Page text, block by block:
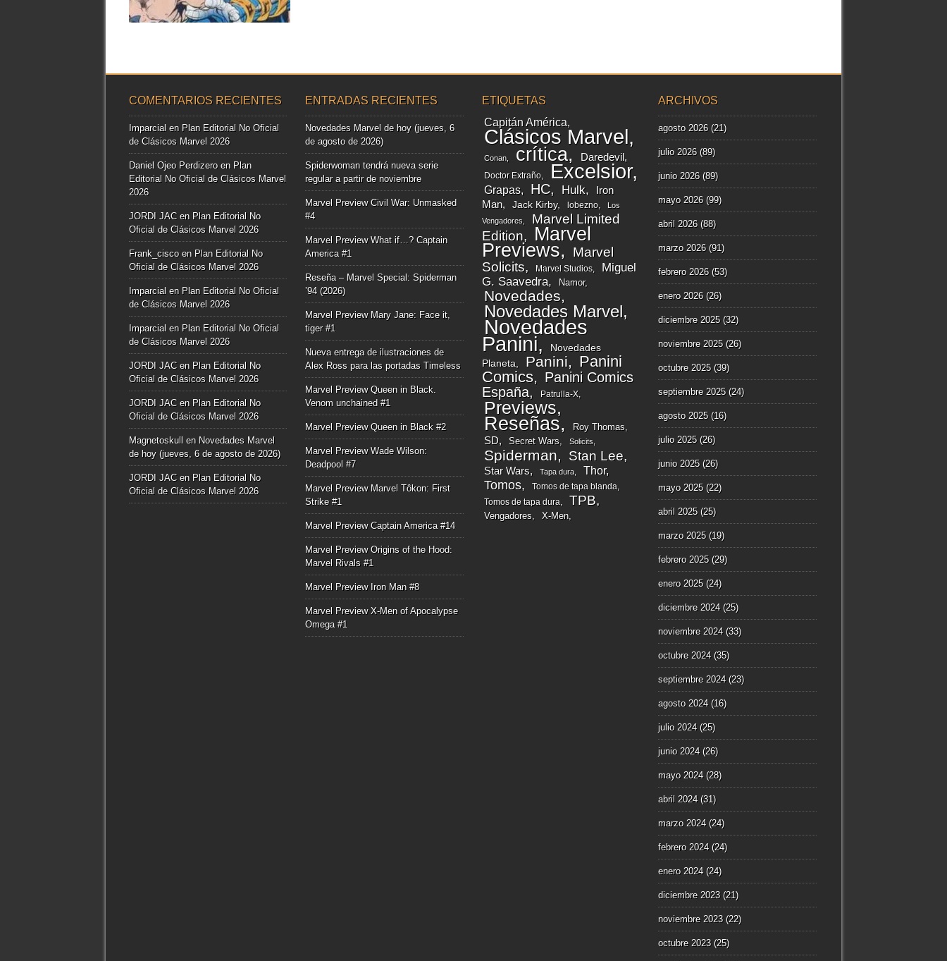
▶
COMENTARIOS RECIENTES
Imparcial en Plan Editorial No Oficial
de Clásicos Marvel 2026
Daniel Ojeo Perdizeroen Plan
Editorial No Oficial de Clásicos Marvel
2026
JORDI JAC en Plan Editorial No
Oficial de Clásicos Marvel 2026
Frank_ciscoen Plan Editorial No
Oficial de Clásicos Marvel 2026
Imparcial en Plan Editorial No Oficial
de Clásicos Marvel 2026
Imparcial en Plan Editorial No Oficial
de Clásicos Marvel 2026
JORDI JAC en Plan Editorial No
Oficial de Clásicos Marvel 2026
JORDI JAC en Plan Editorial No
Oficial de Clásicos Marvel 2026
Magnetoskull en Novedades Marvel
de hoy (jueves, 6 de agosto de 2026)
JORDI JAC en Plan Editorial No
Oficial de Clásicos Marvel 2026
ENTRADAS RECIENTES
Novedades Marvel de hoy (jueves, 6
de agosto de 2026)
Spiderwoman tendrá nueva serie
regular a partir de noviembre
Marvel Preview Civil War: Unmasked
#4
Marvel Preview What if…? Captain
America #1
Reseña – Marvel Special: Spiderman
’94 (2026)
Marvel Preview Mary Jane: Face it,
tiger #1
Nueva entrega de ilustraciones de
Alex Ross para las portadas Timeless
Marvel Preview Queen in Black.
Venom unchained #1
Marvel Preview Queen in Black #2
Marvel Preview Wade Wilson:
Deadpool #7
Marvel Preview Marvel Tôkon: First
Strike #1
Marvel Preview Captain America #14
Marvel Preview Origins of the Hood:
Marvel Rivals #1
Marvel Preview Iron Man #8
Marvel Preview X-Men of Apocalypse
Omega #1
ETIQUETAS
Capitán América
Clásicos Marvel
Conan crítica Daredevil
Doctor Extraño Excelsior
Grapas HC Hulk
Iron
Man
Jack Kirby lobezno
Los
Vengadores
Marvel Limited
Edition
Marvel
Previews
Marvel
Solicits
Marvel Studios
Miguel
G. Saavedra
Namor
Novedades
Novedades Marvel
Novedades
Panini
Novedades
Planeta
Panini
Panini
Comics
Panini Comics
España
Patrulla-X
Previews
Reseñas Roy Thomas
SD Secret Wars Solicits
Spiderman Stan Lee
Star Wars Tapa dura Thor
Tomos
Tomos de tapa blanda
Tomos de tapa dura
TPB
Vengadores X-Men
ARCHIVOS
agosto 2026(21)
julio 2026(89)
junio 2026(89)
mayo 2026(99)
abril 2026(88)
marzo 2026(91)
febrero 2026(53)
enero 2026(26)
diciembre 2025(32)
noviembre 2025(26)
octubre 2025(39)
septiembre 2025(24)
agosto 2025(16)
julio 2025(26)
junio 2025(26)
mayo 2025(22)
abril 2025(25)
marzo 2025(19)
febrero 2025(29)
enero 2025(24)
diciembre 2024(25)
noviembre 2024(33)
octubre 2024(35)
septiembre 2024(23)
agosto 2024(16)
julio 2024(25)
junio 2024(26)
mayo 2024(28)
abril 2024(31)
marzo 2024(24)
febrero 2024(24)
enero 2024(24)
diciembre 2023(21)
noviembre 2023(22)
octubre 2023(25)